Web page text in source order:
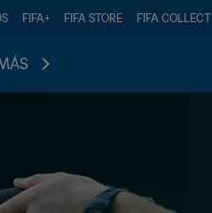
FIFA+ FIFA STORE FIFA COLLECT